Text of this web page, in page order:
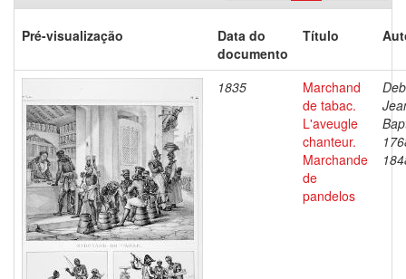
Pré-visualização
Data do
documento
Título
1835
Marchand
de tabac.
L'aveugle
chanteur.
Marchande
de
pandelos